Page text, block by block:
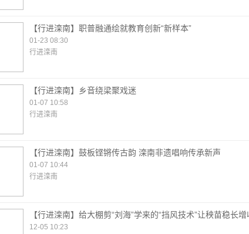
【行进滦南】职普融通绘就教育创新“新样本”
01-23 08:30
行进滦南
【行进滦南】乡音绕梁聚戏迷
01-07 10:58
行进滦南
【行进滦南】鼓板铿锵传古韵 滦南非遗唱响传承新声
01-07 10:44
行进滦南
【行进滦南】给大棚剪“刘海”学来的“挡风技术”让秧苗稳长增
12-05 10:23